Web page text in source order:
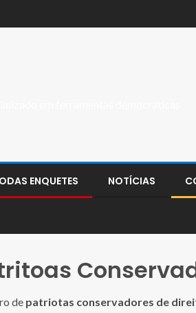
ENQUETES NOTÍCIAS
de patriotas conservadores de